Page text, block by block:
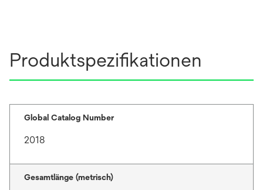
Produktspezifikationen
Global Catalog Number
2018
Gesamtlänge (metrisch)